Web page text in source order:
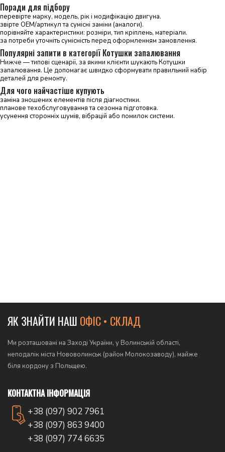
Поради для підбору
перевірте марку, модель, рік і модифікацію двигуна.
звірте OEM/артикул та сумісні заміни (аналоги).
порівняйте характеристики: розміри, тип кріплень, матеріали.
за потреби уточніть сумісність перед оформленням замовлення.
Популярні запити в категорії Котушки запалювання
Нижче — типові сценарії, за якими клієнти шукають Котушки
запалювання. Це допомагає швидко сформувати правильний набір
деталей для ремонту.
Для чого найчастіше купують
заміна зношених елементів після діагностики.
планове техобслуговування та сезонна підготовка.
усунення сторонніх шумів, вібрацій або помилок системи.
ЯК ЗНАЙТИ НАШ ОФІС • СКЛАД
Ми розташовані на Заході України, у Волинській області,
неподалік міста Нововолинськ (район Молокозаводу), майже
біля кордону з Польщею.
КОНТАКТНА ІНФОРМАЦІЯ
+38 (097) 902 7961
+38 (097) 863 9400
+38 (097) 774 6635